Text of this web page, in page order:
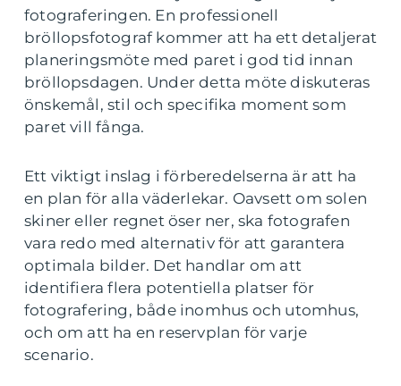
fotograferingen. En professionell
bröllopsfotograf kommer att ha ett detaljerat
planeringsmöte med paret i god tid innan
bröllopsdagen. Under detta möte diskuteras
önskemål, stil och specifika moment som
paret vill fånga.
Ett viktigt inslag i förberedelserna är att ha
en plan för alla väderlekar. Oavsett om solen
skiner eller regnet öser ner, ska fotografen
vara redo med alternativ för att garantera
optimala bilder. Det handlar om att
identifiera flera potentiella platser för
fotografering, både inomhus och utomhus,
och om att ha en reservplan för varje
scenario.